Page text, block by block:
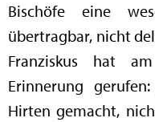
Bischöfe eine
übertragbar, nicht
Franziskus hat
Erinnerung
Hirten gemacht,